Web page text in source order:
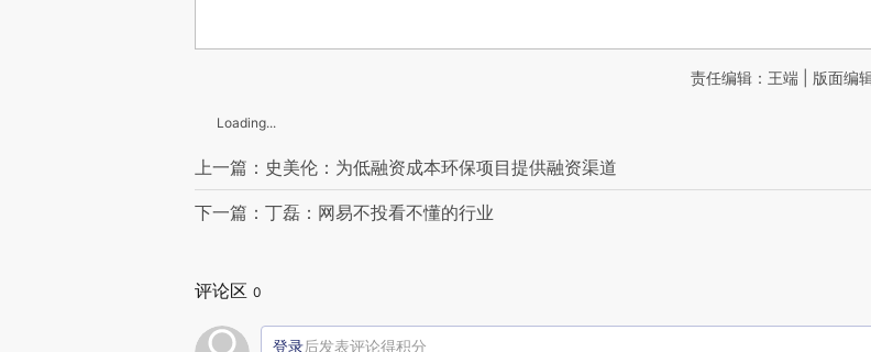
责任编辑：王端 | 版面编
Loading...
上一篇：史美伦：为低融资成本环保项目提供融资渠道
下一篇：丁磊：网易不投看不懂的行业
评论区 0
登录后发表评论得积分